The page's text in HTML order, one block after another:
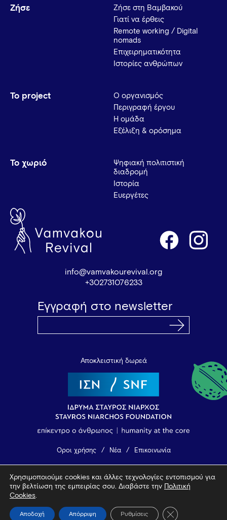
Ζήσε
Ζήσε στη Βαμβακού
Γιατί να έρθεις
Remote working / Digital
nomads
Επιχειρηματικότητα
Ιστορίες ανθρώπων
Το project
Ο οργανισμός
Περιγραφή έργου
Η ομάδα
Εξέλιξη & ορόσημα
Το χωριό
Ψηφιακή πολιτιστική
διαδρομή
Ιστορία
Ευεργέτες
info@vamvakourevival.org
+302731076233
Εγγραφή στο newsletter
Αποκλειστική δωρεά
Όροι χρήσης Νέα Επικοινωνία
© 2026 Vamvakou Revival
Χρησιμοποιούμε cookies και άλλες τεχνολογίες εντοπισμού για
την βελτίωση της εμπειρίας σου. Διαβάστε την
Πολιτική
Cookies.
Αποδοχή Απόρριψη Ρυθμίσεις Κλείσιμο του